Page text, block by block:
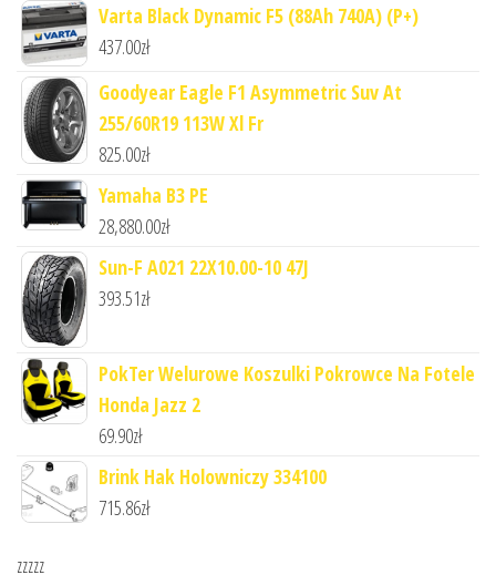
Varta Black Dynamic F5 (88Ah 740A) (P+)
437.00zł
Goodyear Eagle F1 Asymmetric Suv At
255/60R19 113W Xl Fr
825.00zł
Yamaha B3 PE
28,880.00zł
Sun-F A021 22X10.00-10 47J
393.51zł
PokTer Welurowe Koszulki Pokrowce Na Fotele
Honda Jazz 2
69.90zł
Brink Hak Holowniczy 334100
715.86zł
zzzzz